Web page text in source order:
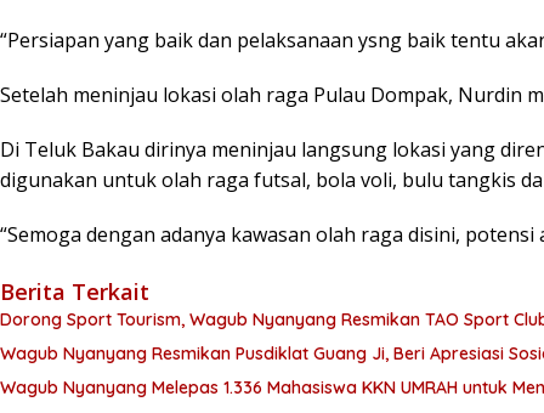
“Persiapan yang baik dan pelaksanaan ysng baik tentu
Setelah meninjau lokasi olah raga Pulau Dompak, Nurdin
Di Teluk Bakau dirinya meninjau langsung lokasi yang
digunakan untuk olah raga futsal, bola voli, bulu tangkis
“Semoga dengan adanya kawasan olah raga disini,
Berita Terkait
Dorong Sport Tourism, Wagub Nyanyang Resmikan TAO Sport
Wagub Nyanyang Resmikan Pusdiklat Guang Ji, Beri Apresiasi
Wagub Nyanyang Melepas 1.336 Mahasiswa KKN UMRAH untuk